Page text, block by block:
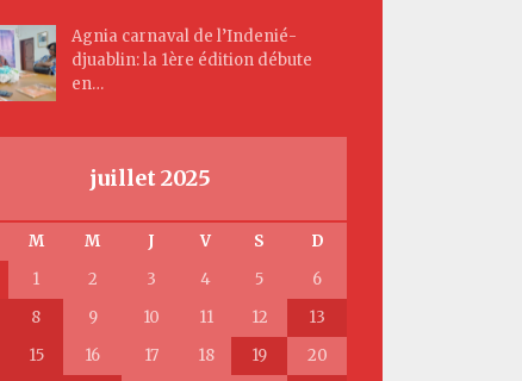
Agnia carnaval de l’Indenié-
djuablin: la 1ère édition débute
en…
juillet 2025
M M J V S
D
1
2 3 4 5
6
8 9 10 11 12
13
15 16 17 18 19
20